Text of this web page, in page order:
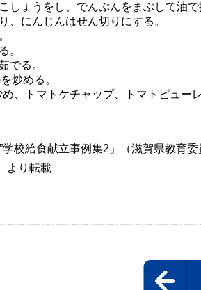
しょうをし、でんぷんをまぶして油
、にんじんはせん切りにする。
。
でる。
炒める。
め、トマトケチャップ、トマトピュ
”学校給食献立事例集2」（滋賀県教育
より転載